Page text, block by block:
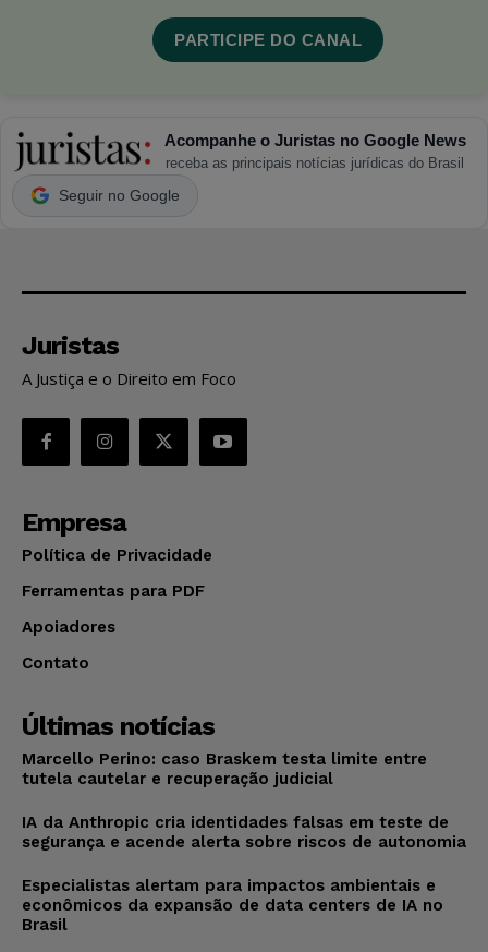
PARTICIPE DO CANAL
Acompanhe o Juristas no Google News
receba as principais notícias jurídicas do Brasil
Seguir no Google
Juristas
A Justiça e o Direito em Foco
Empresa
Política de Privacidade
Ferramentas para PDF
Apoiadores
Contato
Últimas notícias
Marcello Perino: caso Braskem testa limite entre
tutela cautelar e recuperação judicial
IA da Anthropic cria identidades falsas em teste de
segurança e acende alerta sobre riscos de autonomia
Especialistas alertam para impactos ambientais e
econômicos da expansão de data centers de IA no
Brasil